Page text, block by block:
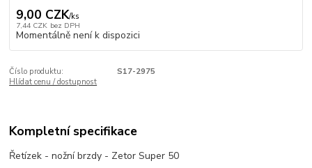
9,00 CZK/ks
7,44 CZK bez DPH
Momentálně není k dispozici
Číslo produktu:
S17-2975
Hlídat cenu / dostupnost
Kompletní specifikace
Řetízek - nožní brzdy - Zetor Super 50